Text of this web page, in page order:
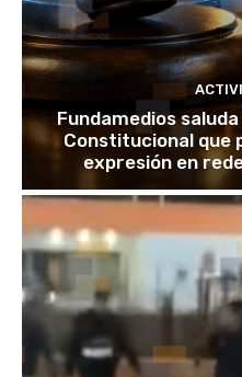
Fundamedios
Constitucional que
expresión en